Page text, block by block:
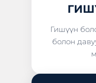
Гишүүн
болон